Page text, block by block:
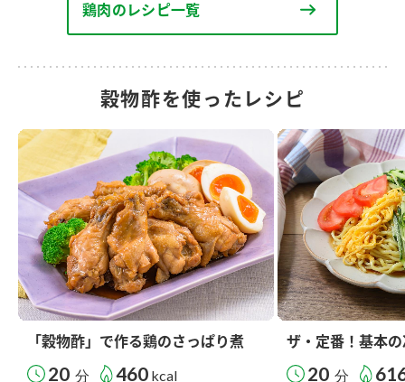
鶏肉のレシピ一覧
穀物酢を使ったレシピ
「穀物酢」で作る鶏のさっぱり煮
20 分 460 kcal
ザ・定番！基本
20 分